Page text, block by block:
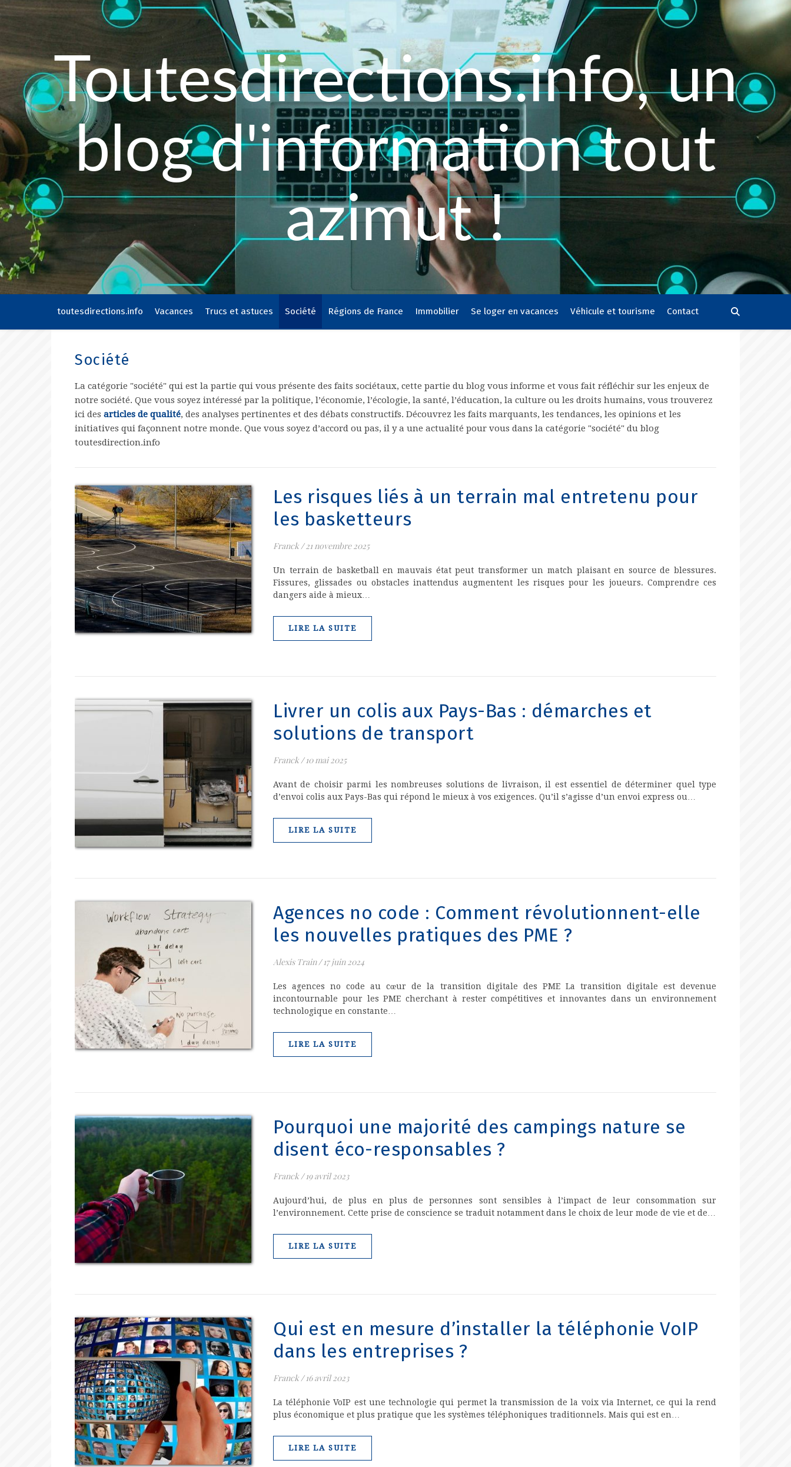
Toutesdirections.info, un
blog d'information tout
azimut !
toutesdirections.info Vacances Trucs et astuces Société Régions de France Immobilier Se loger en vacances Véhicule et tourisme Contact
Société
La catégorie "société" qui est la partie qui vous présente des faits sociétaux, cette partie du blog vous informe et vous fait réfléchir sur les enjeux de
notre société. Que vous soyez intéressé par la politique, l’économie, l’écologie, la santé, l’éducation, la culture ou les droits humains, vous trouverez
ici des articles de qualité, des analyses pertinentes et des débats constructifs. Découvrez les faits marquants, les tendances, les opinions et les
initiatives qui façonnent notre monde. Que vous soyez d’accord ou pas, il y a une actualité pour vous dans la catégorie "société" du blog
toutesdirection.info
Les risques liés à un terrain mal entretenu pour
les basketteurs
Franck/ 21 novembre 2025
Un terrain de basketball en mauvais état peut transformer un match plaisant en source de blessures.
Fissures, glissades ou obstacles inattendus augmentent les risques pour les joueurs. Comprendre ces
dangers aide à mieux…
LIRE LA SUITE
Livrer un colis aux Pays-Bas : démarches et
solutions de transport
Franck/ 10 mai 2025
Avant de choisir parmi les nombreuses solutions de livraison, il est essentiel de déterminer quel type
d’envoi colis aux Pays-Bas qui répond le mieux à vos exigences. Qu’il s’agisse d’un envoi express ou…
LIRE LA SUITE
Agences no code : Comment révolutionnent-elle
les nouvelles pratiques des PME ?
Alexis Train/ 17 juin 2024
Les agences no code au cœur de la transition digitale des PME La transition digitale est devenue
incontournable pour les PME cherchant à rester compétitives et innovantes dans un environnement
technologique en constante…
LIRE LA SUITE
Pourquoi une majorité des campings nature se
disent éco-responsables ?
Franck/ 19 avril 2023
Aujourd’hui, de plus en plus de personnes sont sensibles à l’impact de leur consommation sur
l’environnement. Cette prise de conscience se traduit notamment dans le choix de leur mode de vie et de…
LIRE LA SUITE
Qui est en mesure d’installer la téléphonie VoIP
dans les entreprises ?
Franck/ 16 avril 2023
La téléphonie VoIP est une technologie qui permet la transmission de la voix via Internet, ce qui la rend
plus économique et plus pratique que les systèmes téléphoniques traditionnels. Mais qui est en…
LIRE LA SUITE